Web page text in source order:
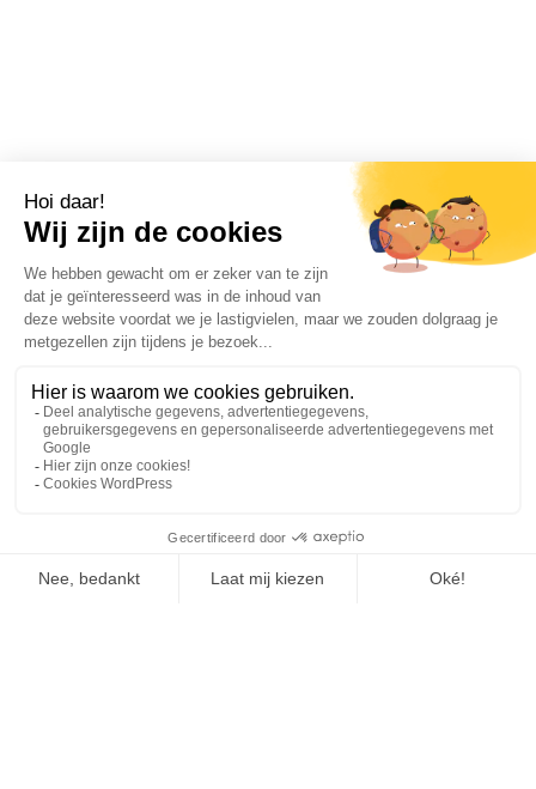
Frans onafhankelijk verhuurbedrijf voor
verwarming, koeling, airconditioning,
luchtbehandeling, stoom en perslucht
keuze en service met een grote vloot van recente, perfect
Europa te voorzien in uw tijdelijke behoeften aan verwarming,